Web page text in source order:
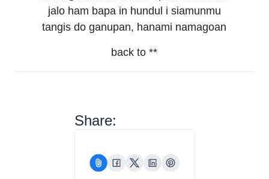
jalo ham bapa in hundul i siamunmu
tangis do ganupan, hanami namagoan
back to **
Share: